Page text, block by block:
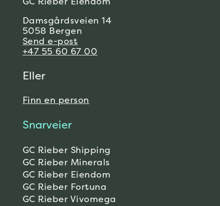
Damsgårdsveien 14
5058 Bergen
Send e-post
+47 55 60 67 00
Eller
Finn en person
Snarveier
GC Rieber Shipping
GC Rieber Minerals
GC Rieber Eiendom
GC Rieber Fortuna
GC Rieber Vivomega